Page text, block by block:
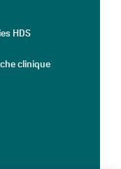
HDS
clinique